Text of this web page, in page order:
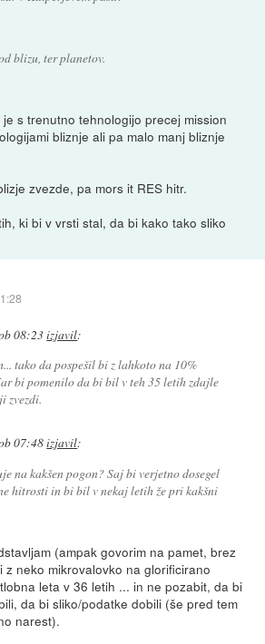
blizu, ter planetov.
s trenutno tehnologijo precej mission
bliznje ali pa malo manj bliznje
zvezde, pa mors it RES hitr.
ki bi v vrsti stal, da bi kako tako sliko
08:23izjavil:
tako da pospešil bi z lahkoto na 10%
bi pomenilo da bi bil v teh 35 letih zdajle
zvezdi.
07:48izjavil:
na kakšen pogon? Saj bi verjetno dosegel
hitrosti in bi bil v nekaj letih že pri kakšni
(ampak govorim na pamet, brez
neko mikrovalovko na glorificirano
leta v 36 letih ... in ne pozabit, da bi
da bi sliko/podatke dobili (še pred tem
narest).